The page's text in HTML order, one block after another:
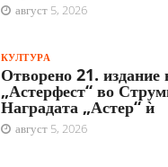
август 5, 2026
КУЛТУРА
Отворено 21. издание
„Астерфест“ во
Наградата „Астер“ ѝ
август 5, 2026